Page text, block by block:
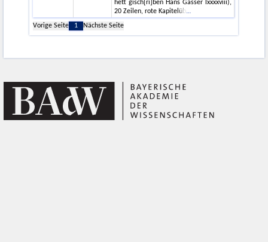
hett gisch[ri]ben Hans Gasser lxxxxviii),
20 Zeilen, rote Kapitelüb
Vorige Seite
1 Nächste Seite